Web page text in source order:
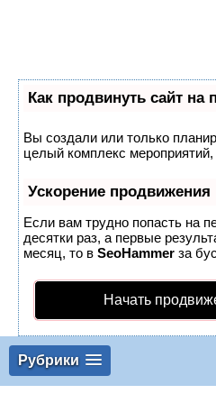
Как продвинуть сайт на
Вы создали или только
целый комплекс
Ускорение продвижения
Если вам трудно попасть на
десятки раз, а первые
месяц, то в SeoHammer за
Начать
Рубрики